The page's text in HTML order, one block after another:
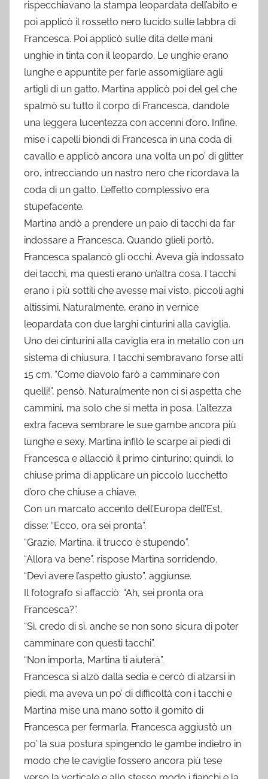
rispecchiavano la stampa leopardata dell’abito e
poi applicò il rossetto nero lucido sulle labbra di
Francesca. Poi applicò sulle dita delle mani
unghie in tinta con il leopardo. Le unghie erano
lunghe e appuntite per farle assomigliare agli
artigli di un gatto. Martina applicò poi del gel che
spalmò su tutto il corpo di Francesca, dandole
una leggera lucentezza con accenni d’oro. Infine,
mise i capelli biondi di Francesca in una coda di
cavallo e applicò ancora una volta un po’ di glitter
oro, intrecciando un nastro nero che ricordava la
coda di un gatto. L’effetto complessivo era
stupefacente.
Martina andò a prendere un paio di tacchi da far
indossare a Francesca. Quando glieli portò,
Francesca spalancò gli occhi. Aveva già indossato
dei tacchi, ma questi erano un’altra cosa. I tacchi
erano i più sottili che avesse mai visto, piccoli aghi
altissimi. Naturalmente, erano in vernice
leopardata con due larghi cinturini alla caviglia.
Uno dei cinturini alla caviglia era in metallo con un
sistema di chiusura. I tacchi sembravano forse alti
15 cm. “Come diavolo farò a camminare con
quelli!”, pensò. Naturalmente non ci si aspetta che
cammini, ma solo che si metta in posa. L’altezza
extra faceva sembrare le sue gambe ancora più
lunghe e sexy. Martina infilò le scarpe ai piedi di
Francesca e allacciò il primo cinturino; quindi, lo
chiuse prima di applicare un piccolo lucchetto
d’oro che chiuse a chiave.
Con un marcato accento dell’Europa dell’Est,
disse: “Ecco, ora sei pronta”.
“Grazie, Martina, il trucco è stupendo”.
“Allora va bene”, rispose Martina sorridendo.
“Devi avere l’aspetto giusto”, aggiunse.
Il fotografo si affacciò: “Ah, sei pronta ora
Francesca?”.
“Sì, credo di sì, anche se non sono sicura di poter
camminare con questi tacchi”.
“Non importa, Martina ti aiuterà”.
Francesca si alzò dalla sedia e cercò di alzarsi in
piedi, ma aveva un po’ di difficoltà con i tacchi e
Martina mise una mano sotto il gomito di
Francesca per fermarla. Francesca aggiustò un
po’ la sua postura spingendo le gambe indietro in
modo che le caviglie fossero ancora più tese